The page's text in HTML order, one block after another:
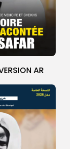
AR